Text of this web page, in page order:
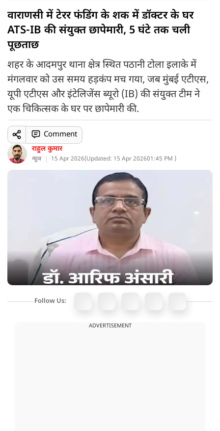
वाराणसी में टेरर फंडिंग के शक में डॉक्टर के घर
ATS-IB की संयुक्त छापेमारी, 5 घंटे तक चली
पूछताछ
शहर के आदमपुर थाना क्षेत्र स्थित पठानी टोला इलाके में
मंगलवार को उस समय हड़कंप मच गया, जब मुंबई एटीएस,
यूपी एटीएस और इंटेलिजेंस ब्यूरो (IB) की संयुक्त टीम ने
एक चिकित्सक के घर पर छापेमारी की.
राहुल कुमार
न्यूज 15 Apr 2026(Updated: 15 Apr 202601:45 PM )
Comment
Follow Us:
ADVERTISEMENT